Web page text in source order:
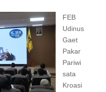
FEB
Udinus
Gaet
Pakar
Pariwi
sata
Kroasi